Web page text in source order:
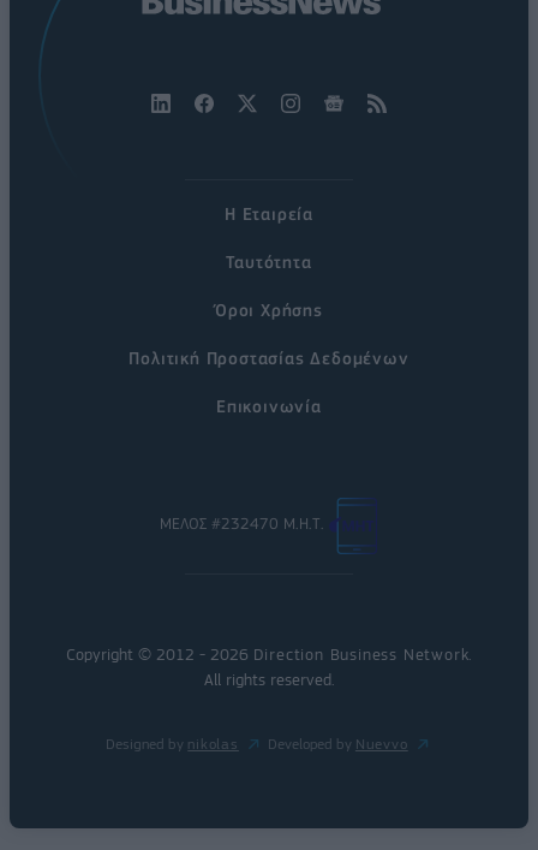
Η Εταιρεία
Ταυτότητα
Όροι Χρήσης
Πολιτική Προστασίας Δεδομένων
Επικοινωνία
ΜΕΛΟΣ #232470 Μ.Η.Τ.
Copyright © 2012 - 2026 Direction Business Network
All rights reserved.
Designed by nikolas Developed by Nuevvo